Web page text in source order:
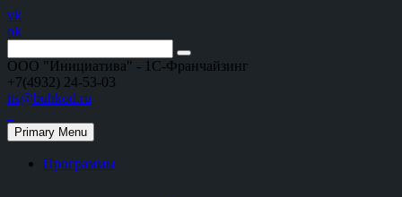
vk
ok
ООО "Инициатива" - 1С-Франчайзинг
+7(4932) 24-53-03
its@buhkod.ru
Primary Menu
Программы